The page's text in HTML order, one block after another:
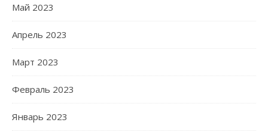
Май 2023
Апрель 2023
Март 2023
Февраль 2023
Январь 2023